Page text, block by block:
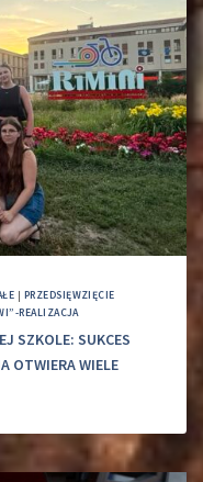
| PRZEDSIĘWZIĘCIE
REALIZACJA
SZKOLE: SUKCES
OTWIERA WIELE